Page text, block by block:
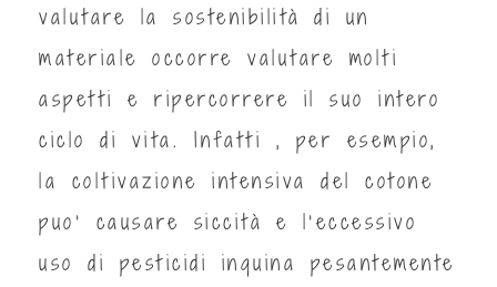
valutare la sostenibilità di un
materiale occorre valutare molti
aspetti e ripercorrere il suo intero
ciclo di vita. Infatti , per esempio,
la coltivazione intensiva del cotone
puo’ causare siccità e l’eccessivo
uso di pesticidi inquina pesantemente